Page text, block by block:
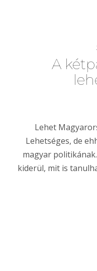
A
Lehet
Lehetséges, de
magyar
kiderül, mit is